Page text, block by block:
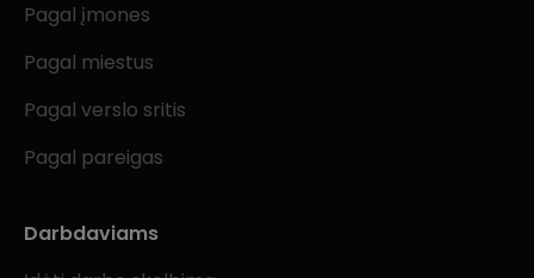
Pagal įmones
Pagal miestus
Pagal verslo sritis
Pagal pareigas
Darbdaviams